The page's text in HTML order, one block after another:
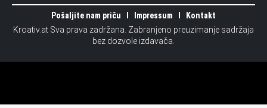
Pošaljite nam priču Impressum
Kontakt
Kroativ.at Sva prava zadržana. Zabranjeno preuzimanje sadržaja
bez dozvole izdavača.